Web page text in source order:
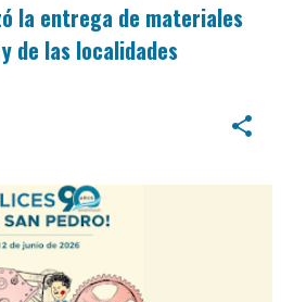
la entrega de materiales
de las localidades